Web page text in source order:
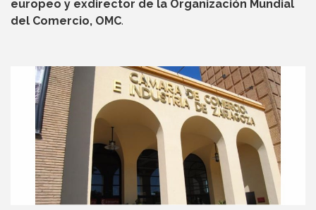
europeo y exdirector de la Organización Mundial
del Comercio, OMC.